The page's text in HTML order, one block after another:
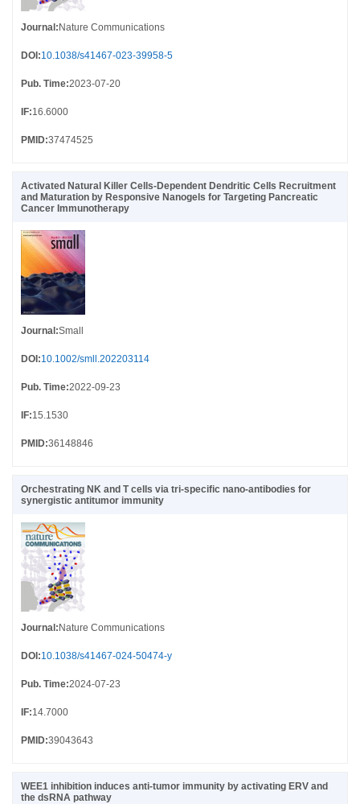
Journal:Nature Communications
DOI:10.1038/s41467-023-39958-5
Pub. Time:2023-07-20
IF:16.6000
PMID:37474525
Activated Natural Killer Cells-Dependent Dendritic Cells Recruitment
and Maturation by Responsive Nanogels for Targeting Pancreatic
Cancer Immunotherapy
Journal :Small
DOI :10.1002/smll.202203114
Pub. Time:2022-09-23
IF:15.1530
PMID:36148846
Orchestrating NK and T cells via tri-specific nano-antibodies for
synergistic antitumor immunity
Journal:Nature Communications
DOI:10.1038/s41467-024-50474-y
Pub. Time:2024-07-23
IF:14.7000
PMID:39043643
WEE1 inhibition induces anti-tumor immunity by activating ERV and
the dsRNA pathway